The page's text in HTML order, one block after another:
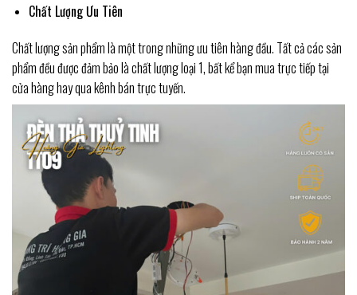
Chất Lượng Ưu Tiên
Chất lượng sản phẩm là một trong những ưu tiên hàng đầu. Tất cả các sản
phẩm đều được đảm bảo là chất lượng loại 1, bất kể bạn mua trực tiếp tại
cửa hàng hay qua kênh bán trực tuyến.